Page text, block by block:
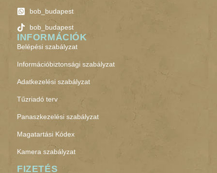
bob_budapest
bob_budapest
INFORMÁCIÓK
Belépési szabályzat
Információbiztonsági szabályzat
Adatkezelési szabályzat
Tűzriadó terv
Panaszkezelési szabályzat
Magatartási Kódex
Kamera szabályzat
FIZETÉS